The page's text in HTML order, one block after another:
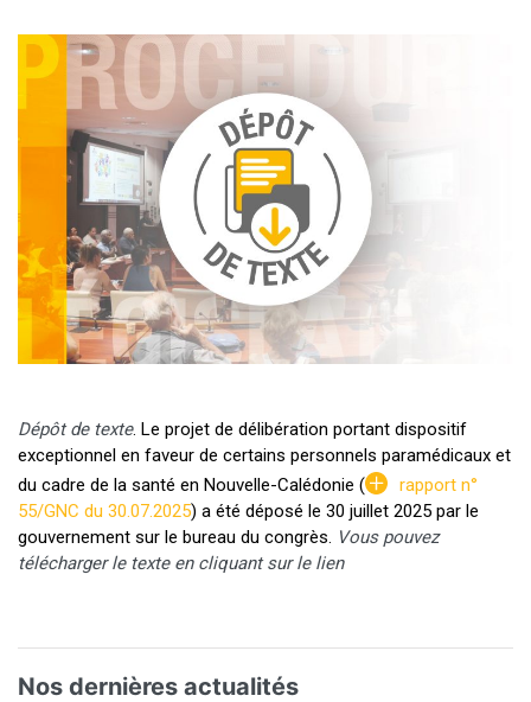
Dépôt de texte. Le projet de délibération portant dispositif
exceptionnel en faveur de certains personnels paramédicaux et
du cadre de la santé en Nouvelle-Calédonie (
rapport n°
55/GNC du 30.07.2025) a été déposé le 30 juillet 2025 par le
gouvernement sur le bureau du congrès. Vous pouvez
télécharger le texte en cliquant sur le lien
Nos dernières actualités